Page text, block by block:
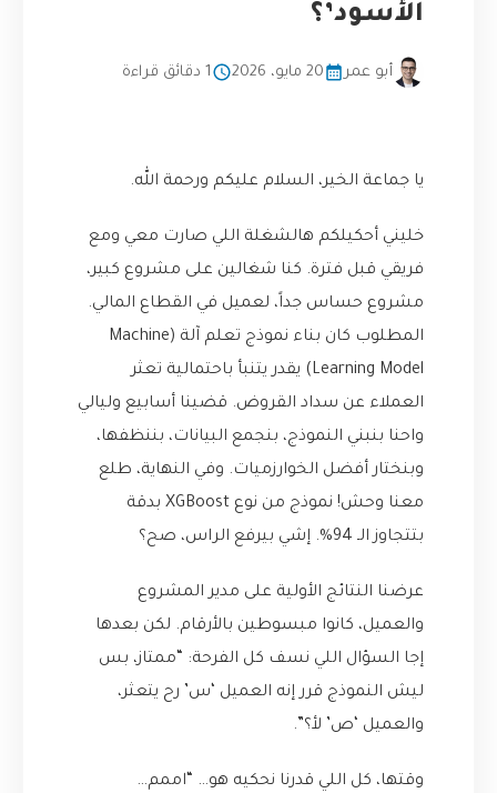
الأسود’؟
أبو عمر 20 مايو، 2026 1 دقائق قراءة
يا جماعة الخير، السلام عليكم ورحمة الله.
خليني أحكيلكم هالشغلة اللي صارت معي ومع
فريقي قبل فترة. كنا شغالين على مشروع كبير،
مشروع حساس جداً، لعميل في القطاع المالي.
المطلوب كان بناء نموذج تعلم آلة (Machine
Learning Model) يقدر يتنبأ باحتمالية تعثر
العملاء عن سداد القروض. قضينا أسابيع وليالي
واحنا بنبني النموذج، بنجمع البيانات، بننظفها،
وبنختار أفضل الخوارزميات. وفي النهاية، طلع
معنا وحش! نموذج من نوع XGBoost بدقة
بتتجاوز الـ 94%. إشي بيرفع الراس، صح؟
عرضنا النتائج الأولية على مدير المشروع
والعميل، كانوا مبسوطين بالأرقام. لكن بعدها
إجا السؤال اللي نسف كل الفرحة: “ممتاز، بس
ليش النموذج قرر إنه العميل ‘س’ رح يتعثر،
والعميل ‘ص’ لأ؟”.
وقتها، كل اللي قدرنا نحكيه هو… “اممم…